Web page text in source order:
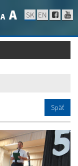
A A SK EN
Späť